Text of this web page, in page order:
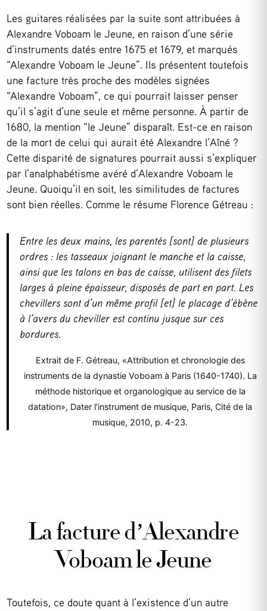
Les guitares réalisées par la suite sont attribuées à
Alexandre Voboam le Jeune, en raison d’une série
d’instruments datés entre 1675 et 1679, et marqués
“Alexandre Voboam le Jeune”. Ils présentent toutefois
une facture très proche des modèles signées
“Alexandre Voboam”, ce qui pourrait laisser penser
qu’il s’agit d’une seule et même personne. À partir de
1680, la mention “le Jeune” disparaît. Est-ce en raison
de la mort de celui qui aurait été Alexandre l’Aîné ?
Cette disparité de signatures pourrait aussi s’expliquer
par l’analphabétisme avéré d’Alexandre Voboam le
Jeune. Quoiqu’il en soit, les similitudes de factures
sont bien réelles. Comme le résume Florence Gétreau :
Entre les deux mains, les parentés [sont] de plusieurs
ordres : les tasseaux joignant le manche et la caisse,
ainsi que les talons en bas de caisse, utilisent des filets
larges à pleine épaisseur, disposés de part en part. Les
chevillers sont d’un même profil [et] le placage d’ébène
à l’avers du cheviller est continu jusque sur ces
bordures.
Extrait de F. Gétreau, «Attribution et chronologie des
instruments de la dynastie Voboam à Paris (1640-1740). La
méthode historique et organologique au service de la
datation», Dater l’instrument de musique, Paris, Cité de la
musique, 2010, p. 4-23.
La facture d’Alexandre
Voboam le Jeune
Toutefois, ce doute quant à l’existence d’un autre